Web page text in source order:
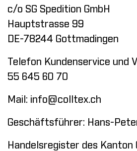
c/o SG Spedition GmbH
Hauptstrasse 99
DE-78244 Gottmadingen
Telefon Kundenservice und
55 645 60 70
Mail: info@colltex.ch
Geschäftsführer: Hans-
Handelsregister des Kanton